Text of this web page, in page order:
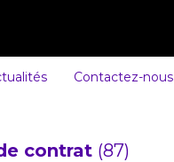
Contactez-nous
contrat (87)